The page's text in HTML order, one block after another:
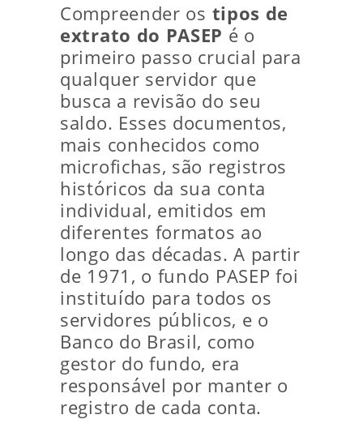
Compreender os tipos de
extrato do PASEP é o
primeiro passo crucial para
qualquer servidor que
busca a revisão do seu
saldo. Esses documentos,
mais conhecidos como
microfichas, são registros
históricos da sua conta
individual, emitidos em
diferentes formatos ao
longo das décadas. A partir
de 1971, o fundo PASEP foi
instituído para todos os
servidores públicos, e o
Banco do Brasil, como
gestor do fundo, era
responsável por manter o
registro de cada conta.